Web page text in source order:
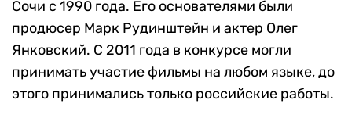
Сочи с 1990 года. Его основателями были
продюсер Марк Рудинштейн и актер Олег
Янковский. С 2011 года в конкурсе могли
принимать участие фильмы на любом языке, до
этого принимались только российские работы.